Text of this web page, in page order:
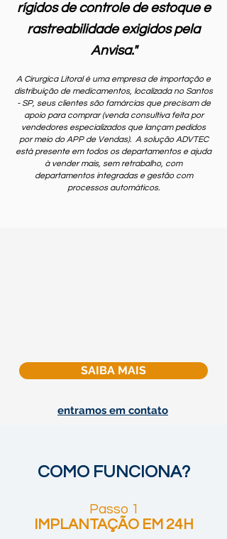
rígidos de controle de estoque e
rastreabilidade exigidos pela
Anvisa."
A Cirurgica Litoral é uma empresa de importação e
distribuição de medicamentos, localizada no Santos
- SP, seus clientes são famárcias que precisam de
apoio para comprar (venda consultiva feita por
vendedores especializados que lançam pedidos
por meio do APP de Vendas). A solução ADVTEC
está presente em todos os departamentos e ajuda
à vender mais, sem retrabalho, com
departamentos integradas e gestão com
processos automáticos.
SAIBA MAIS
entramos em contato
COMO FUNCIONA?
Passo 1
IMPLANTAÇÃO EM 24H